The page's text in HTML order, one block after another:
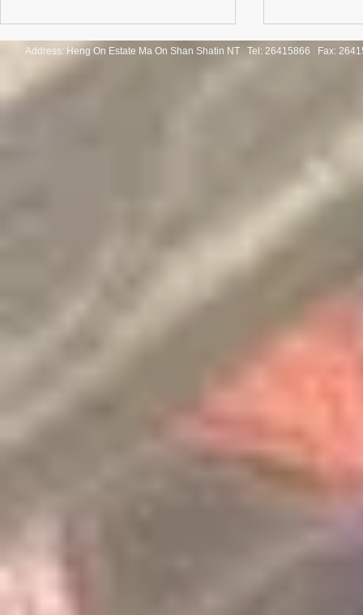
of the
Address: Heng On Estate Ma On Shan Shatin NT Tel: 26415866 Fax: